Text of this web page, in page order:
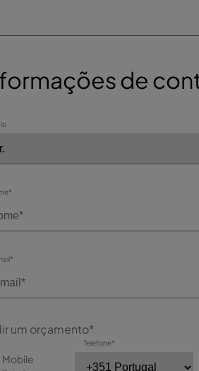
de
um orçamento*
Mobile
Telefone*